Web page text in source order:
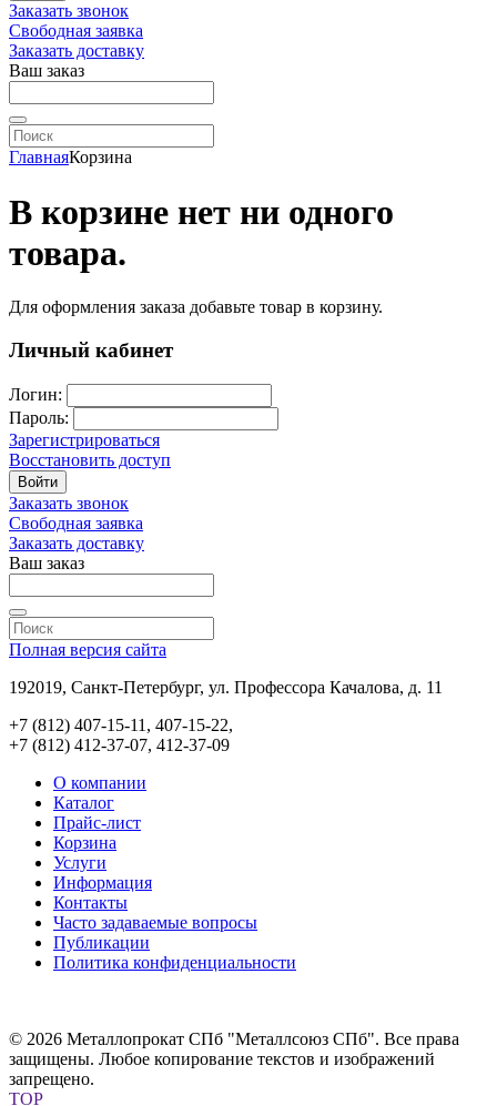
Заказать звонок
Свободная заявка
Заказать доставку
Ваш заказ
ГлавнаяКорзина
В корзине нет ни одного
товара.
Для оформления заказа добавьте товар в корзину.
Личный кабинет
Логин:
Пароль:
Зарегистрироваться
Восстановить доступ
Войти
Заказать звонок
Свободная заявка
Заказать доставку
Ваш заказ
Полная версия сайта
192019, Санкт-Петербург, ул. Профессора Качалова, д. 11
+7 (812) 407-15-11, 407-15-22,
+7 (812) 412-37-07, 412-37-09
О компании
Каталог
Прайс-лист
Корзина
Услуги
Информация
Контакты
Часто задаваемые вопросы
Публикации
Политика конфиденциальности
© 2026 Металлопрокат СПб "Металлсоюз СПб". Все права
защищены. Любое копирование текстов и изображений
запрещено.
TOP